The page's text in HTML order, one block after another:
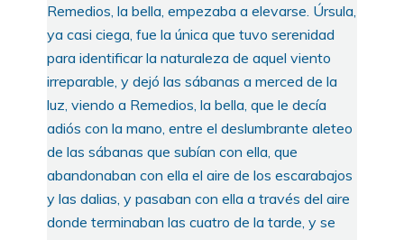
Remedios, la bella, empezaba a elevarse. Úrsula,
ya casi ciega, fue la única que tuvo serenidad
para identificar la naturaleza de aquel viento
irreparable, y dejó las sábanas a merced de la
luz, viendo a Remedios, la bella, que le decía
adiós con la mano, entre el deslumbrante aleteo
de las sábanas que subían con ella, que
abandonaban con ella el aire de los escarabajos
y las dalias, y pasaban con ella a través del aire
donde terminaban las cuatro de la tarde, y se